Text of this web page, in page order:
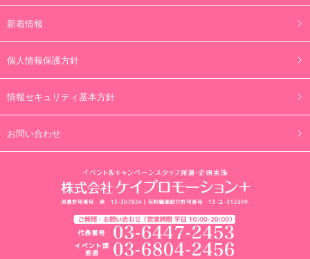
新着情報
個人情報保護方針
情報セキュリティ基本方針
お問い合わせ